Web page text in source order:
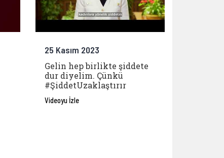
25 Kasım 2023
Gelin hep birlikte şiddete
dur diyelim. Çünkü
#ŞiddetUzaklaştırır
Videoyu İzle